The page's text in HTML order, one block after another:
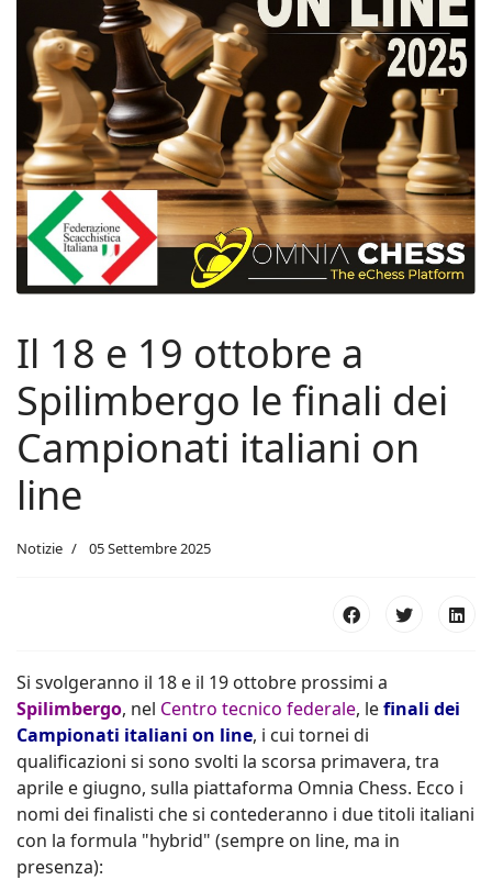
Il 18 e 19 ottobre a
Spilimbergo le finali dei
Campionati italiani on
line
Notizie 05 Settembre 2025
Si svolgeranno il 18 e il 19 ottobre prossimi a
Spilimbergo, nel Centro tecnico federale, lefinali dei
Campionati italiani on line, i cui tornei di
qualificazioni si sono svolti la scorsa primavera, tra
aprile e giugno, sulla piattaforma Omnia Chess. Ecco i
nomi dei finalisti che si contederanno i due titoli italiani
con la formula "hybrid" (sempre on line, ma in
presenza):